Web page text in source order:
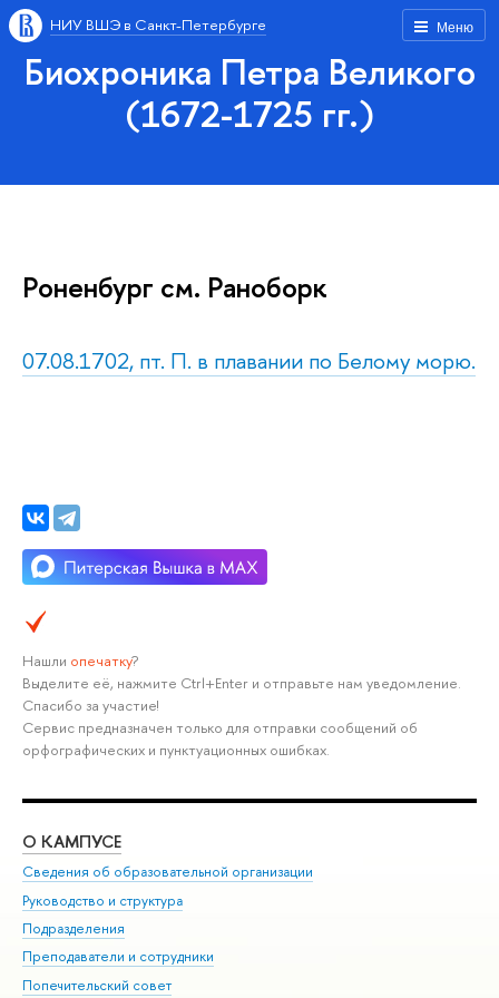
Меню
НИУ ВШЭ в Санкт-Петербурге
Биохроника Петра Великого
(1672-1725 гг.)
Роненбург см. Раноборк
07.08.1702, пт. П. в плавании по Белому морю.
Нашли опечатку?
Выделите её, нажмите Ctrl+Enter и отправьте нам уведомление.
Спасибо за участие!
Сервис предназначен только для отправки сообщений об
орфографических и пунктуационных ошибках.
О КАМПУСЕ
Сведения об образовательной организации
Руководство и структура
Подразделения
Преподаватели и сотрудники
Попечительский совет